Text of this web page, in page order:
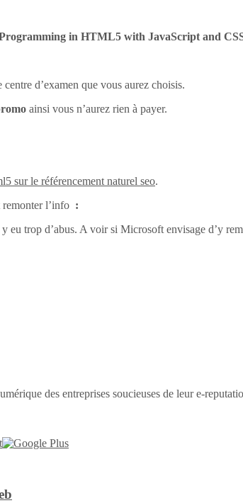
in HTML5 with JavaScript and
d’examen que vous aurez choisis.
ainsi vous n’aurez rien à payer.
sur le référencement naturel seo.
l’info :
eu trop d’abus. A voir si Microsoft envisage d’y
des entreprises soucieuses de leur e-